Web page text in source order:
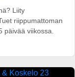
Liity
riippumattoman
päivää viikossa.